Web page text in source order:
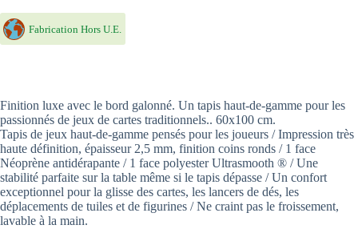
Fabrication Hors U.E.
Finition luxe avec le bord galonné. Un tapis haut-de-gamme pour les
passionnés de jeux de cartes traditionnels.. 60x100 cm.
Tapis de jeux haut-de-gamme pensés pour les joueurs / Impression très
haute définition, épaisseur 2,5 mm, finition coins ronds / 1 face
Néoprène antidérapante / 1 face polyester Ultrasmooth ® / Une
stabilité parfaite sur la table même si le tapis dépasse / Un confort
exceptionnel pour la glisse des cartes, les lancers de dés, les
déplacements de tuiles et de figurines / Ne craint pas le froissement,
lavable à la main.